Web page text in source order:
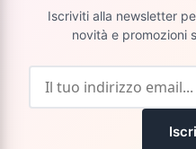
Iscriviti alla newsletter
novità e promozioni